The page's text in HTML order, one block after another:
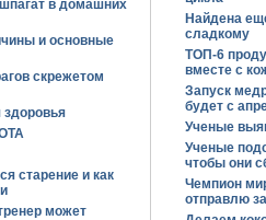
в домашних
и основные
скрежетом
старение и как
может
Найдена
сладкому
ТОП-6
вместе с
Запуск
будет с
Ученые
Ученые
чтобы они
Чемпион
отправлю